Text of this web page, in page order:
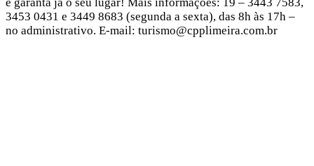
3453 0431 e 3449 8683 (segunda a sexta), das 8h às 17h –
no administrativo. E-mail: turismo@cpplimeira.com.br